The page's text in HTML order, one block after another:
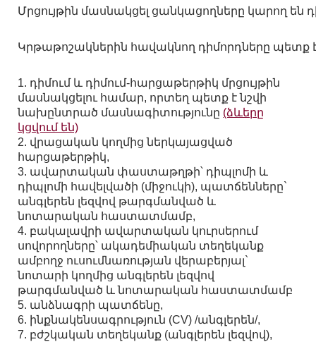
Մրցույթին մասնակցել ցանկացողները կարող են
Կրթաթոշակներին հավակնող դիմորդները պետք
1. դիմում և դիմում-հարցաթերթիկ մրցույթին
մասնակցելու համար, որտեղ պետք է նշվի
նախընտրած մասնագիտությունը (ձևերը
կցվում են)
2. վրացական կողմից ներկայացված
հարցաթերթիկ,
3. ավարտական փաստաթղթի՝ դիպլոմի և
դիպլոմի հավելվածի (միջուկի), պատճենները`
անգլերեն լեզվով թարգմանված և
նոտարական հաստատմամբ,
4. բակալավրի ավարտական կուրսերում
սովորողները՝ ակադեմիական տեղեկանք
ամբողջ ուսումնառության վերաբերյալ`
նոտարի կողմից անգլերեն լեզվով
թարգմանված և նոտարական հաստատմամբ
5. անձնագրի պատճենը,
6. ինքնակենսագրություն (CV) /անգլերեն/,
7. բժշկական տեղեկանք (անգլերեն լեզվով),